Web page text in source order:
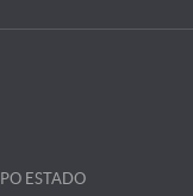
ESTADO